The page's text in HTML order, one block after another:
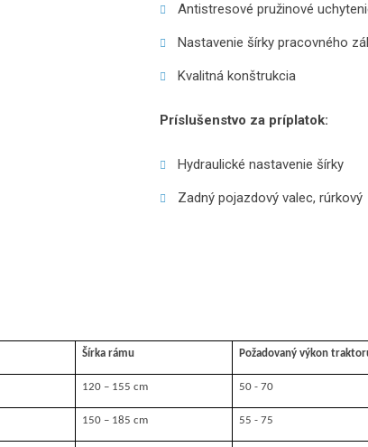
Antistresové pružinové
Nastavenie šírky pracovného
Kvalitná konštrukcia
Príslušenstvo za príplatok:
Hydraulické nastavenie šírky
Zadný pojazdový valec, rúrkový
Šírka rámu Požadovaný výkon
120 – 155 cm 50 - 70
150 – 185 cm 55 - 75